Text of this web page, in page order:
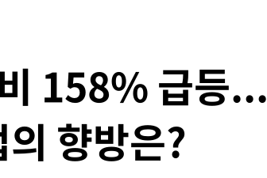
158% 급등...
향방은?